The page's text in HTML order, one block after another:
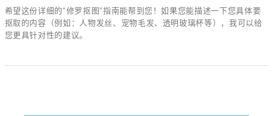
希望这份详细的“修罗抠图”指南能帮到您！如果您能描述一下您具体要
抠取的内容（例如：人物发丝、宠物毛发、透明玻璃杯等），我可以给
您更具针对性的建议。